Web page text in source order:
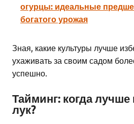
огурцы: идеальные
богатого урожая
Зная, какие культуры лучше
ухаживать за своим садом
успешно.
Тайминг: когда лучше
лук?